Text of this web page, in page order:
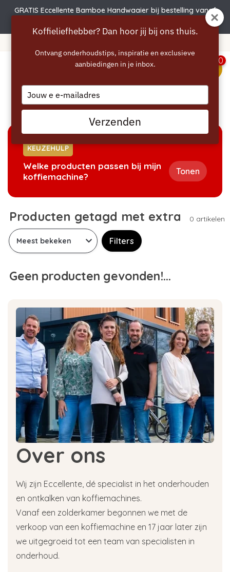
GRATIS Eccellente Bamboe Handwaaier bij bestelling vanaf
0
Home/Tags/extra
KEUZEHULP
Welke producten passen bij mijn
koffiemachine?
Tonen
Producten getagd met extra 0 artikelen
Filters
Geen producten gevonden!...
Over ons
Wij zijn Eccellente, dé specialist in het onderhouden
en ontkalken van koffiemachines.
Vanaf een zolderkamer begonnen we met de
verkoop van een koffiemachine en 17 jaar later zijn
we uitgegroeid tot een team van specialisten in
onderhoud.
Koffieliefhebber? Dan hoor jij bij ons thuis.
Ontvang onderhoudstips, inspiratie en exclusieve
aanbiedingen in je inbox.
Type
your
email
Verzenden